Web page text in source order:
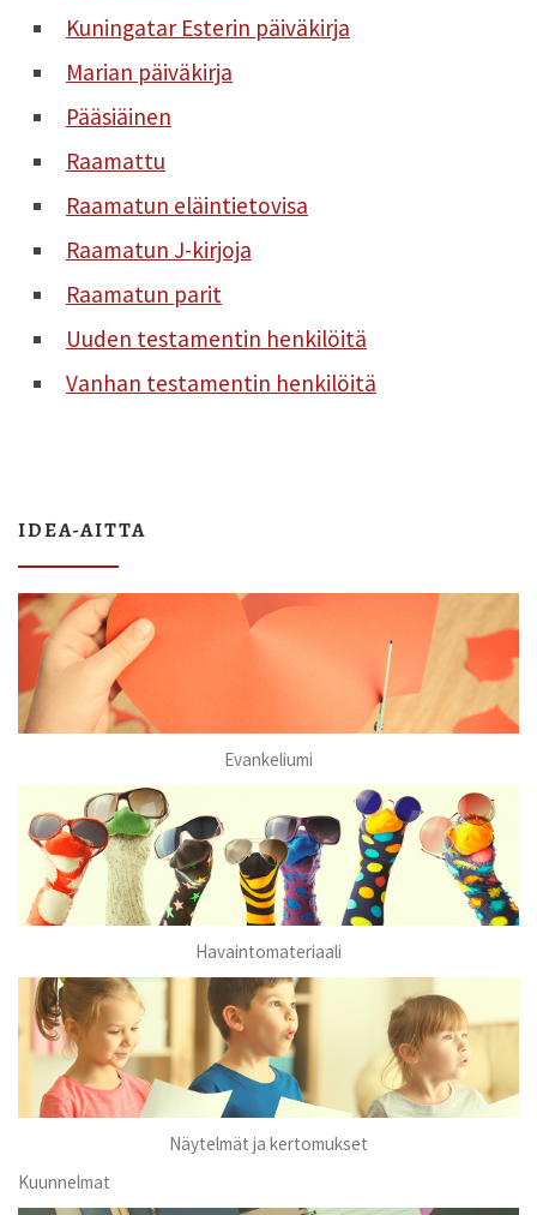
Kuningatar Esterin päiväkirja
Marian päiväkirja
Pääsiäinen
Raamattu
Raamatun eläintietovisa
Raamatun J-kirjoja
Raamatun parit
Uuden testamentin henkilöitä
Vanhan testamentin henkilöitä
IDEA-AITTA
Evankeliumi
Havaintomateriaali
Näytelmät ja kertomukset
Kuunnelmat